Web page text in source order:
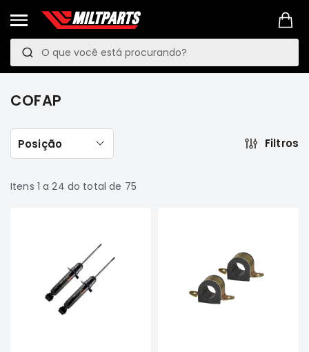
e
s
u
i
s
Pesquisa
PREVENTIVA
VEÍCULOS
Pajero
COFAP
Itens 1 a24 do total de 75
Posição Filtros